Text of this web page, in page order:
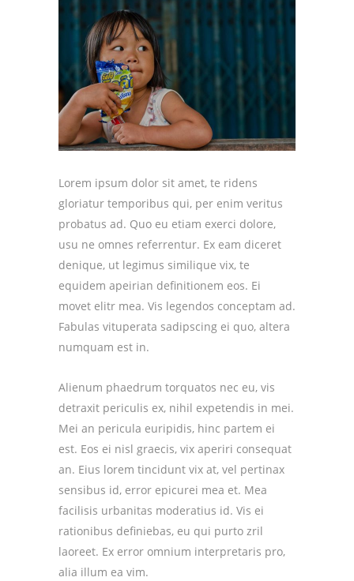
Lorem ipsum dolor sit amet, te ridens
gloriatur temporibus qui, per enim veritus
probatus ad. Quo eu etiam exerci dolore,
usu ne omnes referrentur. Ex eam diceret
denique, ut legimus similique vix, te
equidem apeirian definitionem eos. Ei
movet elitr mea. Vis legendos conceptam ad.
Fabulas vituperata sadipscing ei quo, altera
numquam est in.
Alienum phaedrum torquatos nec eu, vis
detraxit periculis ex, nihil expetendis in mei.
Mei an pericula euripidis, hinc partem ei
est. Eos ei nisl graecis, vix aperiri consequat
an. Eius lorem tincidunt vix at, vel pertinax
sensibus id, error epicurei mea et. Mea
facilisis urbanitas moderatius id. Vis ei
rationibus definiebas, eu qui purto zril
laoreet. Ex error omnium interpretaris pro,
alia illum ea vim.